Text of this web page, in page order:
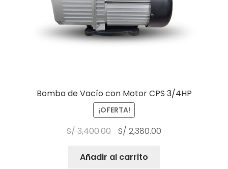
Bomba de Vacío con Motor CPS 3/4HP
¡OFERTA!
S/3,400.00 S/ 2,380.00
Añadir al carrito